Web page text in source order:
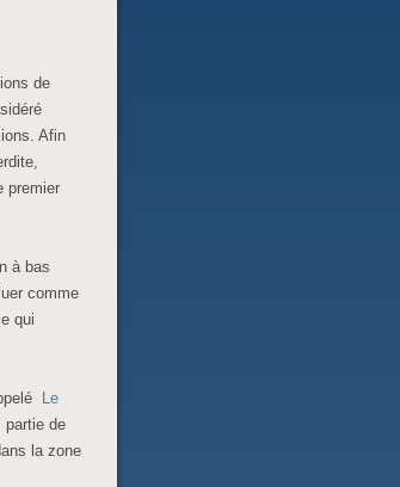
de
Afin
premier
à bas
comme
qui
Le
partie de
la zone